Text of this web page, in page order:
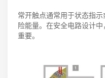
常开触点通常用于状态指
险能量。在安全电路设计
重要。